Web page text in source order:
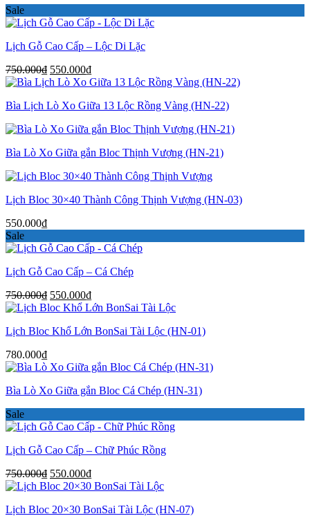
Sale
Lịch Gỗ Cao Cấp – Lộc Di Lặc
750.000₫ Giá
gốc
750.000₫.
550.000₫Giá
hiện
là:
Bìa Lịch Lò Xo Giữa 13 Lộc Rồng Vàng (HN-22)
Bìa Lò Xo Giữa gắn Bloc Thịnh Vượng (HN-21)
Lịch Bloc 30×40 Thành Công Thịnh Vượng (HN-03)
550.000₫
Sale
Lịch Gỗ Cao Cấp – Cá Chép
750.000₫ Giá
gốc
750.000₫.
550.000₫Giá
hiện
là:
Lịch Bloc Khổ Lớn BonSai Tài Lộc (HN-01)
780.000₫
Bìa Lò Xo Giữa gắn Bloc Cá Chép (HN-31)
Sale
Lịch Gỗ Cao Cấp – Chữ Phúc Rồng
750.000₫ Giá
gốc
750.000₫.
550.000₫Giá
hiện
là:
Lịch Bloc 20×30 BonSai Tài Lộc (HN-07)